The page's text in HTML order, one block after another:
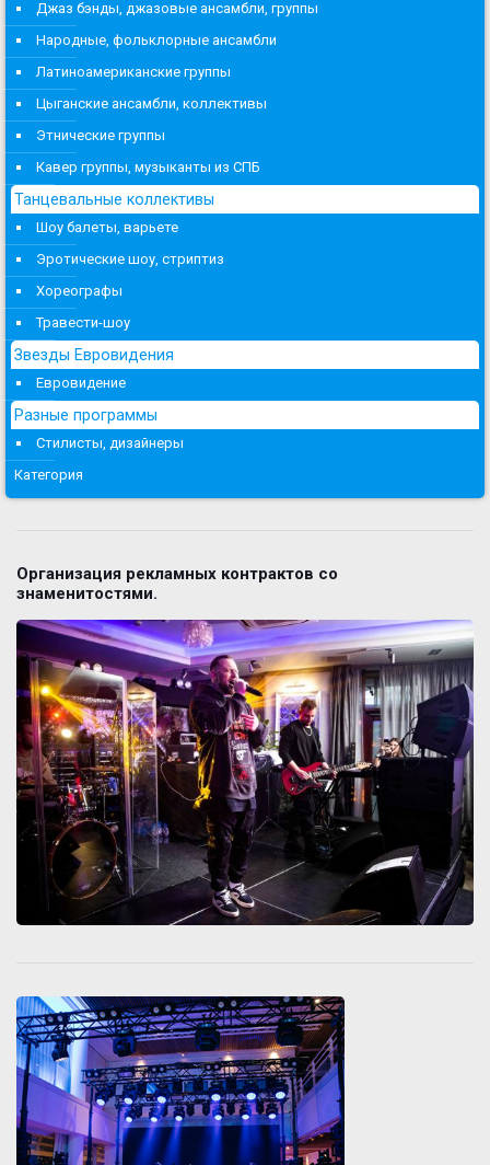
Джаз бэнды, джазовые ансамбли, группы
Народные, фольклорные ансамбли
Латиноамериканские группы
Цыганские ансамбли, коллективы
Этнические группы
Кавер группы, музыканты из СПБ
Танцевальные коллективы
Шоу балеты, варьете
Эротические шоу, стриптиз
Хореографы
Травести-шоу
Звезды Евровидения
Евровидение
Разные программы
Стилисты, дизайнеры
Категория
Организация рекламных контрактов со
знаменитостями.